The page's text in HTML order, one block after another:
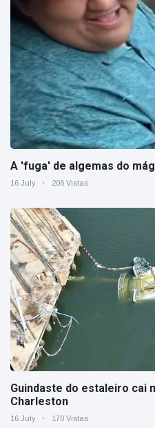
A 'fuga' de algemas do
16 July 206 Vistas
Guindaste do estaleiro cai
Charleston
16 July 170 Vistas